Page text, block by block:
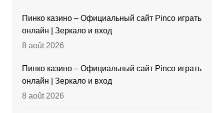
Пинко казино – Официальный сайт Pinco играть
онлайн | Зеркало и вход
8 août 2026
Пинко казино – Официальный сайт Pinco играть
онлайн | Зеркало и вход
8 août 2026